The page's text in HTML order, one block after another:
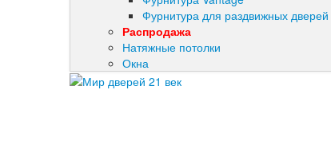
Фурнитура для раздвижных дверей
Распродажа
Натяжные потолки
Окна